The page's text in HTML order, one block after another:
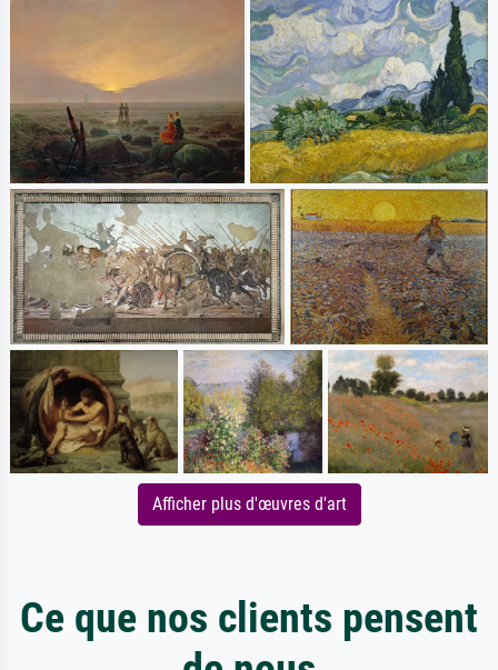
Afficher plus d'œuvres d'art
Ce que nos clients pensent